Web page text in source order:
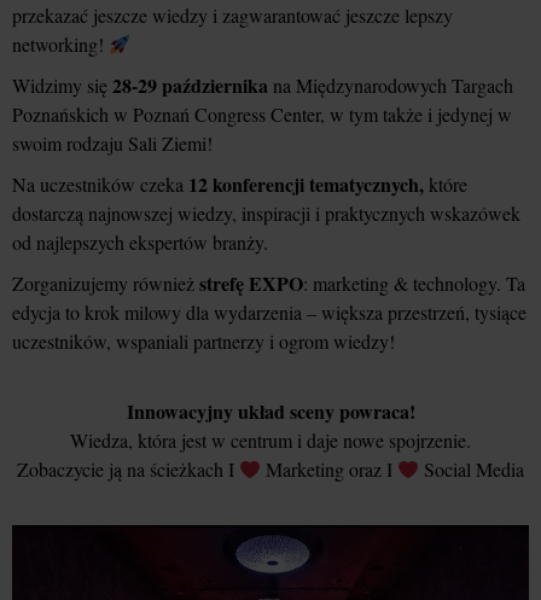
przekazać jeszcze wiedzy i zagwarantować jeszcze lepszy
networking!
Widzimy się28-29 października na Międzynarodowych Targach
Poznańskich w Poznań Congress Center, w tym także i jedynej w
swoim rodzaju Sali Ziemi!
Na uczestników czeka 12 konferencji tematycznych, które
dostarczą najnowszej wiedzy, inspiracji i praktycznych wskazówek
od najlepszych ekspertów branży.
Zorganizujemy równieżstrefę EXPO: marketing & technology. Ta
edycja to krok milowy dla wydarzenia – większa przestrzeń, tysiące
uczestników, wspaniali partnerzy i ogrom wiedzy!
Innowacyjny układ sceny powraca!
Wiedza, która jest w centrum i daje nowe spojrzenie.
Zobaczycie ją na ścieżkach I
Marketing oraz I Social Media